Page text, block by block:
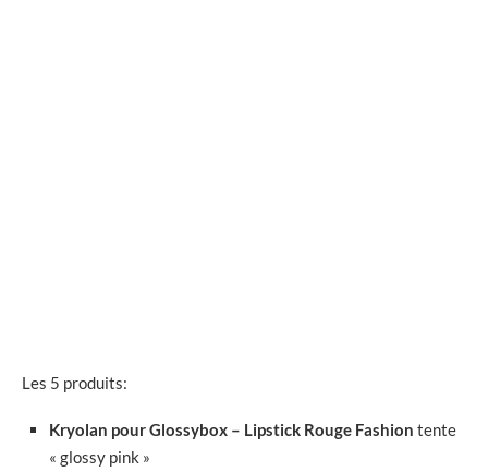
Les 5 produits:
Kryolan pour Glossybox – Lipstick Rouge Fashion tente
« glossy pink »